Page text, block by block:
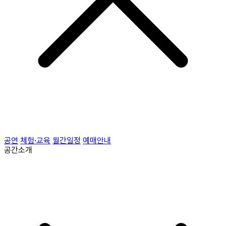
공연 체험·교육 월간일정 예매안내
공간소개